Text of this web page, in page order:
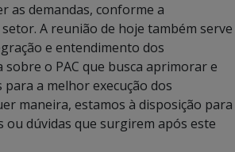
as demandas, conforme a
setor. A reunião de hoje também serve
e entendimento dos
o PAC que busca aprimorar e
a melhor execução dos
maneira, estamos à disposição para
ou dúvidas que surgirem após este